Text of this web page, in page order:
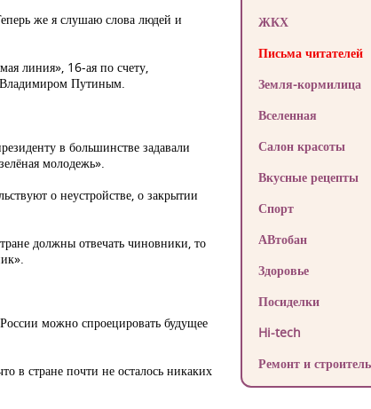
же я слушаю слова людей и
линия», 16-ая по счету,
Владимиром Путиным.
в большинстве задавали
молодежь».
о неустройстве, о закрытии
должны отвечать чиновники, то
можно спроецировать будущее
в стране почти не осталось никаких
ЖКХ
Письма читателей
Земля-кормилица
Вселенная
Салон красоты
Вкусные рецепты
Спорт
АВтобан
Здоровье
Посиделки
Hi-tech
Ремонт и